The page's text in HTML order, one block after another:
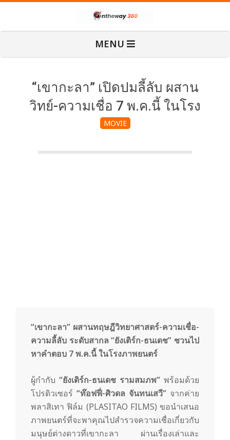
content
O
n
MENU
“เขากะลา” เปิดปมลี้ลับ ผสาน
วิทย์-ความเชื่อ 7 พ.ค.นี้ ในโรง
MOVIE
“เขากะลา” ผสานทฤษฎีวิทยาศาสตร์-ความเชื่อ-
ความลี้ลับ ระดับสากล “ยังเติร์ก-ธนเดช” ชวนไป
หาคำตอบ 7 พ.ค.นี้ ในโรงภาพยนตร์
ผู้กำกับ “ยังเติร์ก-ธนเดช รามสมภพ” พร้อมด้วย
โปรดิวเซอร์ “ท๊อฟฟี่-ศิวดล จันทนเสวี” จากค่าย
พลาสิเทา ฟิล์ม (PLASITAO FILMS) ขอนำเสนอ
ภาพยนตร์ที่จะพาคุณไปสำรวจความเชื่อเกี่ยวกับ
มนุษย์ต่างดาวที่เขากะลา ผ่านเรื่องเล่าและ